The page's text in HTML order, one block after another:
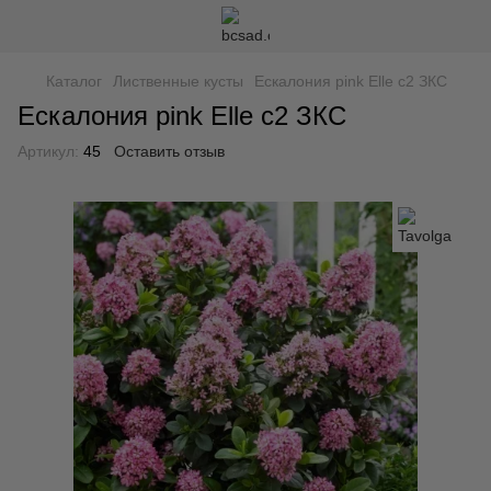
Каталог Лиственные кусты Ескалония pink Elle с2 ЗКС
Ескалония pink Elle с2 ЗКС
Артикул: 45 Оставить отзыв